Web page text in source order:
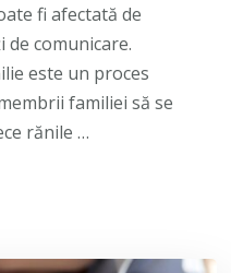
fi afectată de
comunicare.
este un proces
familiei să se
rănile …